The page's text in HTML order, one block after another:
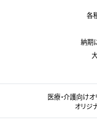
各
納期
医療・介護向けオ
オリジ